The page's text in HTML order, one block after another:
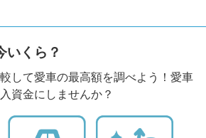
いくら？
して愛車の最高額を調べよう！愛車
資金にしませんか？